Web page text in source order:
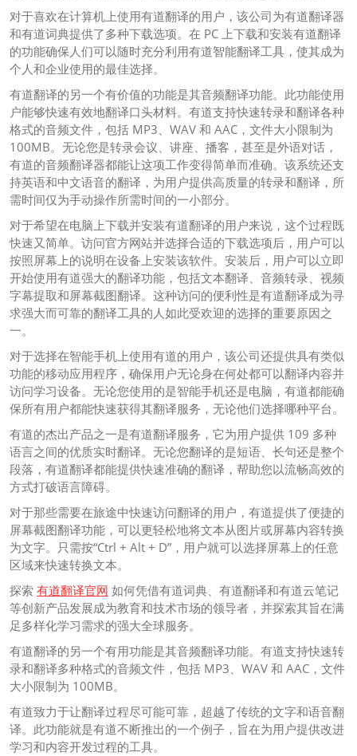
对于喜欢在计算机上使用有道翻译的用户，该公司为有道翻译器
和有道词典提供了多种下载选项。在 PC 上下载和安装有道翻译
的功能确保人们可以随时充分利用有道智能翻译工具，使其成为
个人和企业使用的最佳选择。
有道翻译的另一个有价值的功能是其音频翻译功能。此功能使用
户能够快速有效地翻译口头材料。有道支持快速转录和翻译各种
格式的音频文件，包括 MP3、WAV 和 AAC，文件大小限制为
100MB。无论您是转录会议、讲座、播客，甚至是外语对话，
有道的音频翻译器都能让这项工作变得简单而准确。该系统还支
持英语和中文语音的翻译，为用户提供高质量的转录和翻译，所
需时间仅为手动操作所需时间的一小部分。
对于希望在电脑上下载并安装有道翻译的用户来说，这个过程既
快速又简单。访问官方网站并选择合适的下载选项后，用户可以
按照屏幕上的说明在设备上安装该软件。安装后，用户可以立即
开始使用有道强大的翻译功能，包括文本翻译、音频转录、视频
字幕提取和屏幕截图翻译。这种访问的便利性是有道翻译成为寻
求强大而可靠的翻译工具的人如此受欢迎的选择的重要原因之
一。
对于选择在智能手机上使用有道的用户，该公司还提供具有类似
功能的移动应用程序，确保用户无论身在何处都可以翻译内容并
访问学习设备。无论您使用的是智能手机还是电脑，有道都能确
保所有用户都能快速获得其翻译服务，无论他们选择哪种平台。
有道的杰出产品之一是有道翻译服务，它为用户提供 109 多种
语言之间的优质实时翻译。无论您翻译的是短语、长句还是整个
段落，有道翻译都能提供快速准确的翻译，帮助您以流畅高效的
方式打破语言障碍。
对于那些需要在旅途中快速访问翻译的用户，有道提供了便捷的
屏幕截图翻译功能，可以更轻松地将文本从图片或屏幕内容转换
为文字。只需按“Ctrl + Alt + D”，用户就可以选择屏幕上的任意
区域来快速转换文本。
探索 有道翻译官网 如何凭借有道词典、有道翻译和有道云笔记
等创新产品发展成为教育和技术市场的领导者，并探索其旨在满
足多样化学习需求的强大全球服务。
有道翻译的另一个有用功能是其音频翻译功能。有道支持快速转
录和翻译多种格式的音频文件，包括 MP3、WAV 和 AAC，文件
大小限制为 100MB。
有道致力于让翻译过程尽可能可靠，超越了传统的文字和语音翻
译。此功能就是有道不断推出的一个例子，旨在为用户提供改进
学习和内容开发过程的工具。